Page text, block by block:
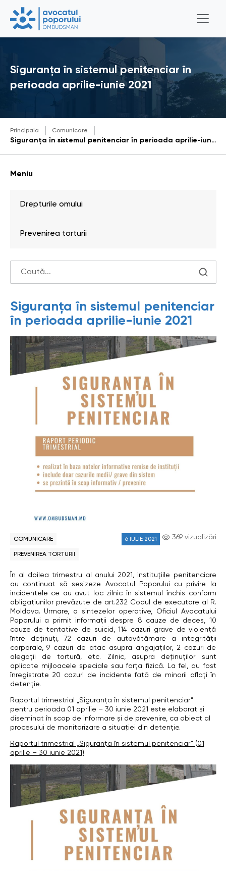
Siguranța în sistemul penitenciar în
perioada aprilie-iunie 2021
Principala Comunicare
Siguranța în sistemul penitenciar în perioada aprilie-iunie 2021
Siguranța în sistemul penitenciar
în perioada aprilie-iunie 2021
COMUNICARE
PREVENIREA TORTURII
6 IULIE 2021 369 vizualizări
În al doilea trimestru al anului 2021, instituțiile penitenciare
au continuat să sesizeze Avocatul Poporului cu privire la
incidentele ce au avut loc zilnic în sistemul închis conform
obligațiunilor prevăzute de art.232 Codul de executare al R.
Moldova. Urmare, a sintezelor operative, Oficiul Avocatului
Poporului a primit informații despre 8 cauze de deces, 10
cauze de tentative de suicid, 114 cazuri grave de violență
între deținuți, 72 cazuri de autovătămare a integrității
corporale, 9 cazuri de atac asupra angajaților, 2 cazuri de
alegații de tortură, etc. Zilnic, asupra deținuților sunt
aplicate mijloacele speciale sau forța fizică. La fel, au fost
înregistrate 20 cazuri de incidente față de minorii aflați în
detenție.
Raportul trimestrial „Siguranța în sistemul penitenciar”
pentru perioada 01 aprilie – 30 iunie 2021 este elaborat și
diseminat în scop de informare și de prevenire, ca obiect al
procesului de monitorizare a situației din detenție.
Raportul trimestrial „Siguranța în sistemul penitenciar” (01
aprilie – 30 iunie 2021)
Meniu
Drepturile omului
Prevenirea torturii